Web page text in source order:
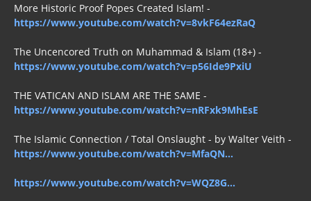
https://www.youtube.com/watch?v=8vkF64ezRaQ
https://www.youtube.com/watch?v=p56Ide9PxiU
https://www.youtube.com/watch?v=nRFxk9MhEsE
https://www.youtube.com/watch?v=MfaQN...